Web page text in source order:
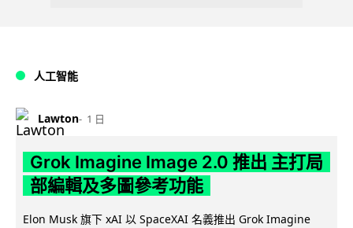
人工智能
Lawton 1 日
Grok Imagine Image 2.0 推出 主打局
部編輯及多圖參考功能
Elon Musk 旗下 xAI 以 SpaceXAI 名義推出 Grok Imagine